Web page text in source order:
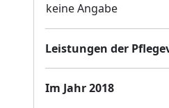
keine Angabe
Leistungen der
Im Jahr 2018